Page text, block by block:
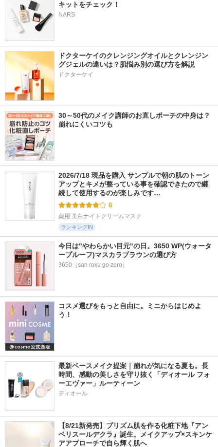
キットをチェック！
NARS
ドクターケイのクレンジングオイルとクレンジン
グジェルの違いは？肌悩み別の選び方を解説
ドクターケイ
30～50代のメイク講師のお直しポーチの中身は？
崩れにくいコツも
2026/7/18 現品を購入 サンプルで朝の肌のトーン
アップとキメが整っている事を確認できたので継
続して使用するのが楽しみです…
6
薬用 美白ナイトクリームマスク
ランキングIN
今日は"やわらかい目元"の日。3650 WP(ウォータ
ープルーフ)マスカラブラウンの選び方
3650（san roku go zero）
コスメ選びをもっと自由に。ミニからはじめよ
う！
最新ベースメイク提案｜崩れが気になる夏も。長
時間、感動の美しさを守り抜く「ディオール フォ
ーエヴァー」ルーティーン
ディオール
【8/21新発売】プリズム肌を作る化粧下地『アン
ベリスールデクラ』誕生。メイクアップ×スキンケ
アアプローチで自ら輝く肌へ